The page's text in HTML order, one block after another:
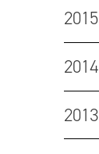
2015
2014
2013